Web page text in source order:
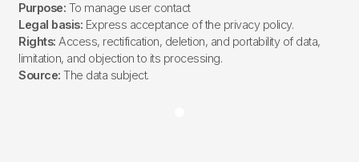
Purpose: To manage user contact
Legal basis: Express acceptance of the privacy policy.
Rights: Access, rectification, deletion, and portability of data,
limitation, and objection to its processing.
Source: The data subject.